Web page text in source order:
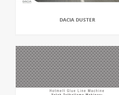
DACIA DUSTER